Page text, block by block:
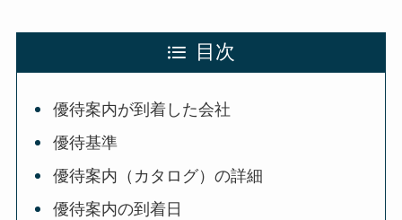
目次
優待案内が到着した会社
優待基準
優待案内（カタログ）の詳細
優待案内の到着日